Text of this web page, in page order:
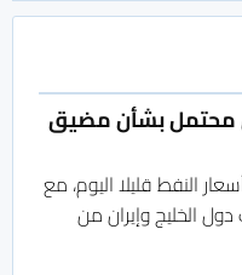
محتمل بشأن مضيق
النفط قليلا اليوم، مع
الخليج وإيران ​من